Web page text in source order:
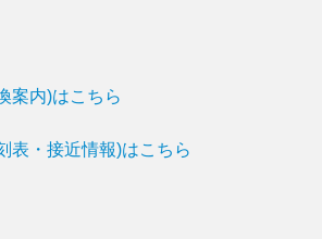
案内)はこちら
表・接近情報)はこちら